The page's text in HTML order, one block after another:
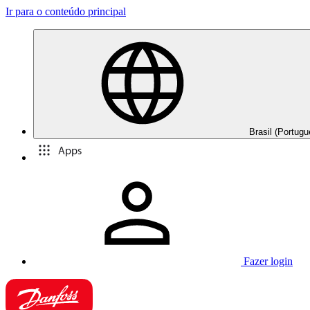
Ir para o conteúdo principal
Brasil
Apps
Fazer login